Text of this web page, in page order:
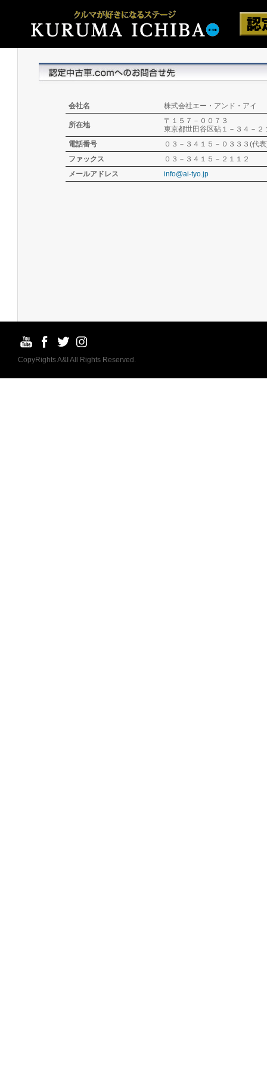
会社名 株式会社エー・アンド・アイ
所在地
〒１５７－００７３
東京都世田谷区砧１－３４－２
電話番号
０３－３４１５－０３３３(代
ファックス
０３－３４１５－２１１２
メールアドレス
info@ai-tyo.jp
CopyRights A&I All Rights Reserved.